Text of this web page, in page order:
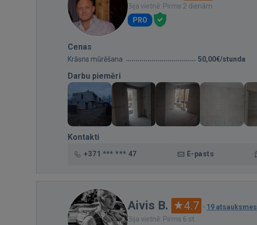
Bija vietnē: Pirms 2 dienām
PRO
Cenas
Krāsns mūrēšana 50,00€/stunda
Darbu piemēri
Kontakti
+371 *** *** 47 E-pasts
Aivis B. 4.7 · 19 atsauksmes
Bija vietnē: Pirms 6 st.